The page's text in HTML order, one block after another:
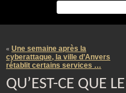
« Une semaine après la
cyberattaque, la ville d’Anvers
rétablit certains services …
QU’EST-CE QUE